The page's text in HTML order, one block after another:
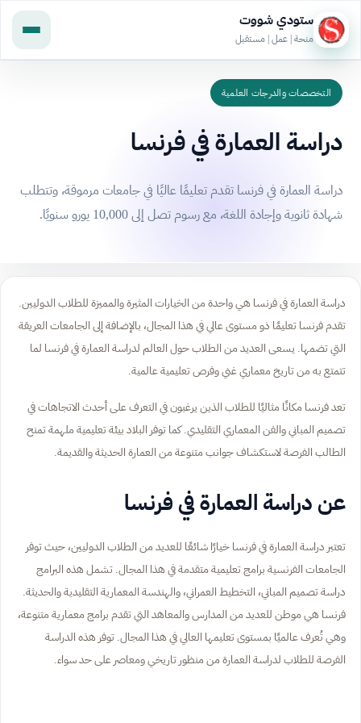
ستودي شووت
منحة | عمل | مستقبل
التخصصات والدرجات العلمية
دراسة العمارة في فرنسا
دراسة العمارة في فرنسا تقدم تعليمًا عاليًا في جامعات مرموقة، وتتطلب
شهادة ثانوية وإجادة اللغة، مع رسوم تصل إلى 10,000 يورو سنويًا.
دراسة العمارة في فرنسا هي واحدة من الخيارات المثيرة والمميزة للطلاب الدوليين.
تقدم فرنسا تعليمًا ذو مستوى عالي في هذا المجال، بالإضافة إلى الجامعات العريقة
التي تضمها. يسعى العديد من الطلاب حول العالم لدراسة العمارة في فرنسا لما
تتمتع به من تاريخ معماري غني وفرص تعليمية عالمية.
تعد فرنسا مكانًا مثاليًا للطلاب الذين يرغبون في التعرف على أحدث الاتجاهات في
تصميم المباني والفن المعماري التقليدي. كما توفر البلاد بيئة تعليمية ملهمة تمنح
الطالب الفرصة لاستكشاف جوانب متنوعة من العمارة الحديثة والقديمة.
عن دراسة العمارة في فرنسا
تعتبر دراسة العمارة في فرنسا خيارًا شائعًا للعديد من الطلاب الدوليين، حيث توفر
الجامعات الفرنسية برامج تعليمية متقدمة في هذا المجال. تشمل هذه البرامج
دراسة تصميم المباني، التخطيط العمراني، والهندسة المعمارية التقليدية والحديثة.
فرنسا هي موطن للعديد من المدارس والمعاهد التي تقدم برامج معمارية متنوعة،
وهي تُعرف عالميًا بمستوى تعليمها العالي في هذا المجال. توفر هذه الدراسة
الفرصة للطلاب لدراسة العمارة من منظور تاريخي ومعاصر على حد سواء.